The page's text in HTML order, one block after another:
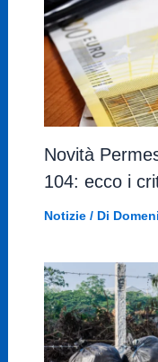
Novità
104: ecco i
Notizie/ Di